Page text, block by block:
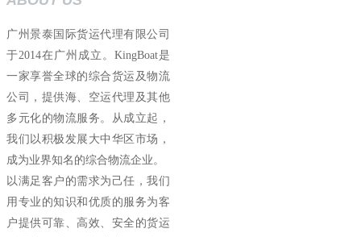
广州景泰国际货运代理有限公司
于2014在广州成立。KingBoat是
一家享誉全球的综合货运及物流
公司，提供海、空运代理及其他
多元化的物流服务。从成立起，
我们以积极发展大中华区市场，
成为业界知名的综合物流企业。
以满足客户的需求为己任，我们
用专业的知识和优质的服务为客
户提供可靠、高效、安全的货运